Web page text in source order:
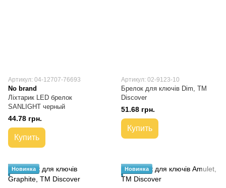
Артикул: 04-12707-76693
No brand
Ліхтарик LED брелок
SANLIGHT черный
44.78 грн.
Купить
Артикул: 02-9123-10
Брелок для ключів Dim, TM
Discover
51.68 грн.
Купить
Новинка Новинка